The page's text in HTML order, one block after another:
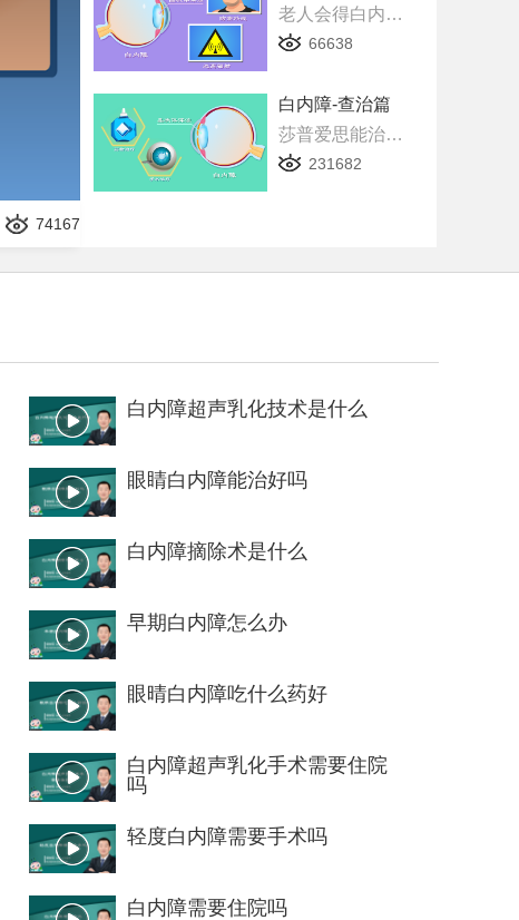
74167
老人会得白内障，年轻的你就没事了？看动画了解预防白内障，良心帖
66638
白内障-查治篇
莎普爱思能治疗白内障？咱就跟你说病理行吗？画出来才是真直观
231682
白内障超声乳化技术是什么
眼睛白内障能治好吗
白内障摘除术是什么
早期白内障怎么办
眼晴白内障吃什么药好
白内障超声乳化手术需要住院
吗
轻度白内障需要手术吗
白内障需要住院吗